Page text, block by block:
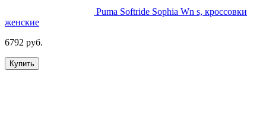
Puma Softride Sophia Wn s, кроссовки
женские
6792 руб.
Купить